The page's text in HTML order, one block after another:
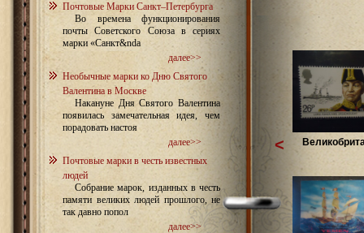
Почтовые Марки Санкт–Петербурга
Во времена функционирования
почты Советского Союза в сериях
марки «Санкт&nda
далее>>
Необычные марки ко Дню Святого
Валентина в Москве
Накануне Дня Святого Валентина
появилась замечательная идея, чем
порадовать настоя
далее>>
Почтовые марки в честь известных
людей
Собрание марок, изданных в честь
памяти великих людей прошлого, не
так давно попол
далее>>
<